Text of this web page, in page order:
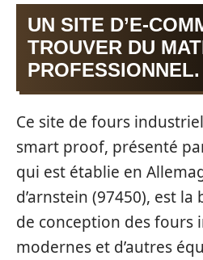
UN SITE D’E-
TROUVER DU
PROFESSIONNEL.
Ce site de fours
smart proof, présenté
qui est établie en
d’arnstein (97450), est
de conception des fours
modernes et d’autres